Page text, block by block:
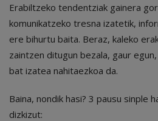
Erabiltzeko tendentziak gainera
komunikatzeko tresna izatetik,
ere bihurtu baita. Beraz, kaleko
zaintzen ditugun bezala, gaur
bat izatea nahitaezkoa da.
Baina, nondik hasi? 3 pausu sinple
dizkizut: